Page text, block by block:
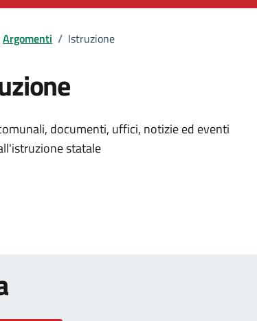
Argomenti / Istruzione
dell'argomento
documenti, uffici, notizie ed eventi
statale